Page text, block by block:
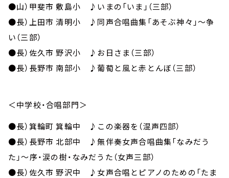
●山）甲斐市 敷島小 ♪いまの「いま」（三部）
●長）上田市 清明小 ♪同声合唱曲集「あそぶ神々」～争
い（三部）
●長）佐久市 野沢小 ♪お日さま（三部）
●長）長野市 南部小 ♪葡萄と風と赤とんぼ（三部）
＜中学校・合唱部門＞
●長）箕輪町 箕輪中 ♪この楽器を（混声四部）
●長）長野市 北部中 ♪無伴奏女声合唱曲集「なみだう
た」～序・涙の樹・なみだうた（女声三部）
●長）佐久市 野沢中 ♪女声合唱とピアノのための「たま